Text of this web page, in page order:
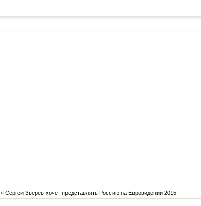
» Сергей Зверев хочет представлять Россию на Евровидении 2015